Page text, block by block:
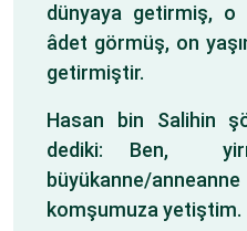
dünyaya getirmiş, o
âdet görmüş, on
getirmiştir.
Hasan bin Salihin
dediki: Ben,
büyükanne/
komşumuza yetiştim.